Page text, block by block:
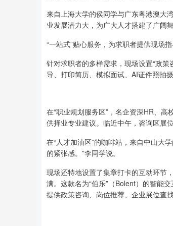
来自上海大学的侯同学与广东粤港澳大
业发展潜力大，为广大人才搭建了广阔舞
“一站式”贴心服务，为求职者提供现场
针对求职者的多样需求，现场设置“政策
导、打印简历、模拟面试、AI证件照拍摄
在“职业规划服务区”，名企资深HR、
供择业专业建议。临近中午，咨询区展位
在“人才加油区”的咖啡站，来自中山大
的紧张感。”李同学说。
现场还特地设置了集章打卡的互动环节
满。这款名为“伯乐”（Bolent）的智能
提供政策咨询、岗位推荐、企业展位查